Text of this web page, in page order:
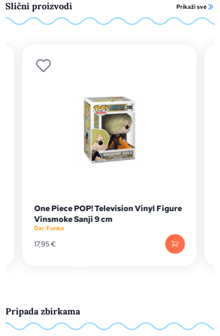
Slični proizvodi Prikaži sve
One Piece POP! Television Vinyl Figure
Vinsmoke Sanji 9 cm
Dar|Funko
17,95€
Pripada zbirkama